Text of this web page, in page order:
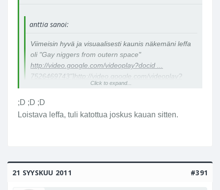
anttia sanoi:
Viimeisin hyvä ja visuaalisesti kaunis näkemäni leffa
oli "Gay niggers from outern space"
http://video.google.com/videoplay?docid ...
7526469743"]http://video.google.com/videoplay?
docid=554050497526469743#
Click to expand...
;D ;D ;D
Loistava leffa, tuli katottua joskus kauan sitten.
21 SYYSKUU 2011 #391